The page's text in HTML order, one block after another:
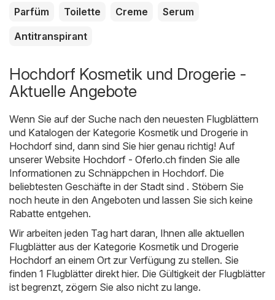
Parfüm Toilette Creme
Serum
Antitranspirant
Hochdorf Kosmetik und Drogerie -
Aktuelle Angebote
Wenn Sie auf der Suche nach den neuesten Flugblättern
und Katalogen der Kategorie Kosmetik und Drogerie in
Hochdorf sind, dann sind Sie hier genau richtig! Auf
unserer Website Hochdorf - Oferlo.ch finden Sie alle
Informationen zu Schnäppchen in Hochdorf. Die
beliebtesten Geschäfte in der Stadt sind . Stöbern Sie
noch heute in den Angeboten und lassen Sie sich keine
Rabatte entgehen.
Wir arbeiten jeden Tag hart daran, Ihnen alle aktuellen
Flugblätter aus der Kategorie Kosmetik und Drogerie
Hochdorf an einem Ort zur Verfügung zu stellen. Sie
finden 1 Flugblätter direkt hier. Die Gültigkeit der Flugblätter
ist begrenzt, zögern Sie also nicht zu lange.